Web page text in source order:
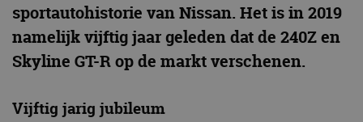
sportautohistorie van Nissan. Het is in 2019
namelijk vijftig jaar geleden dat de 240Z en
Skyline GT-R op de markt verschenen.
Vijftig jarig jubileum